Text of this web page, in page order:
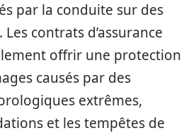
par la conduite sur des
contrats d’assurance
offrir une protection
causés par des
extrêmes,
et les tempêtes de